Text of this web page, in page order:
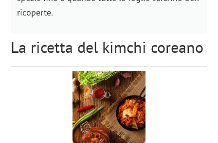
ricoperte.
La ricetta del kimchi coreano